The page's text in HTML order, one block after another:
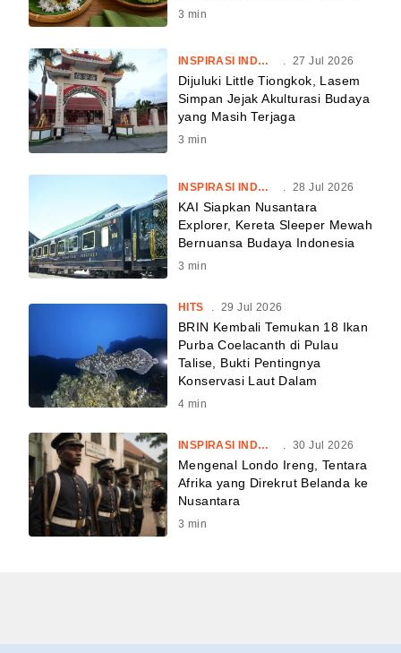
3 min
INSPIRASI INDONESIA . 27 Jul 2026
Dijuluki Little Tiongkok, Lasem
Simpan Jejak Akulturasi Budaya
yang Masih Terjaga
3 min
INSPIRASI INDONESIA 28 Jul 2026
KAI Siapkan Nusantara
Explorer, Kereta Sleeper Mewah
Bernuansa Budaya Indonesia
3 min
HITS 29 Jul 2026
BRIN Kembali Temukan 18 Ikan
Purba Coelacanth di Pulau
Talise, Bukti Pentingnya
Konservasi Laut Dalam
4 min
INSPIRASI INDONESIA . 30 Jul 2026
Mengenal Londo Ireng, Tentara
Afrika yang Direkrut Belanda ke
Nusantara
3 min